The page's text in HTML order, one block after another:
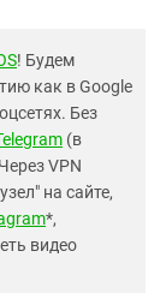
! Будем
как в Google
Без
(в
VPN
на сайте,
*,
видео